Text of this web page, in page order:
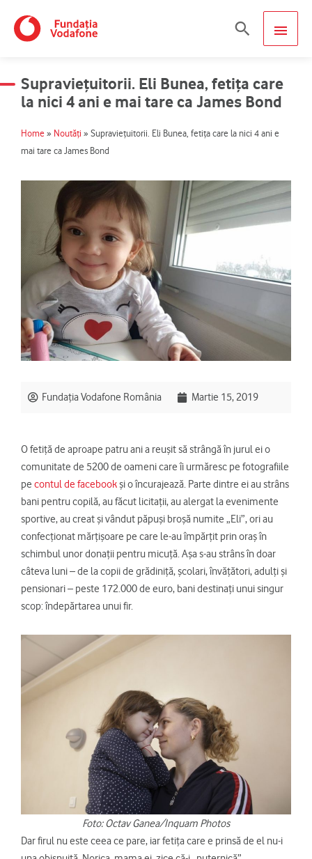
content
MAIN
Search
Supraviețuitorii. Eli Bunea, fetița care
la nici 4 ani e mai tare ca James Bond
Home » Noutăți » Supraviețuitorii. Eli Bunea, fetița care la nici 4 ani e
mai tare ca James Bond
Fundația Vodafone România Martie 15, 2019
O fetiță de aproape patru ani a reușit să strângă în jurul ei o
comunitate de 5200 de oameni care îi urmăresc pe fotografiile
pe contul de facebook și o încurajează. Parte dintre ei au strâns
bani pentru copilă, au făcut licitații, au alergat la evenimente
sportive, au creat și vândut păpuși broșă numite „Eli”, ori au
confecționat mărțișoare pe care le-au împărțit prin oraș în
schimbul unor donații pentru micuță. Așa s-au strâns în doar
câteva luni – de la copii de grădiniță, școlari, învățători, adulți și
pensionari – peste 172.000 de euro, bani destinați unui singur
scop: îndepărtarea unui fir.
Foto: Octav Ganea/Inquam Photos
Dar firul nu este ceea ce pare, iar fetița care e prinsă de el nu-i